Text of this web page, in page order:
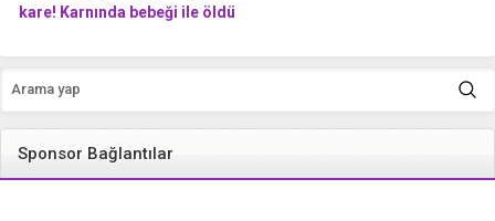
kare! Karnında bebeği ile öldü
Sponsor Bağlantılar